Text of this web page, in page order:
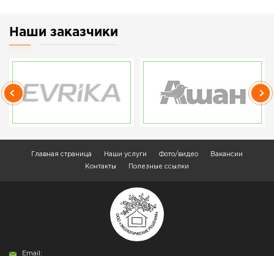
Наши заказчики
Главная страница Наши услуги Фото/видео
Вакансии
Контакты
Полезные ссылки
Email: